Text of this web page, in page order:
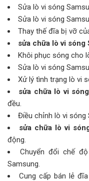
Sửa lò vi sóng
Sửa lò vi sóng
Thay thế đĩa bị vỡ
sửa chữa lò vi sóng
Khôi phục sóng cho
Sửa lò vi sóng
Xử lý tình trạng lò vi
sửa chữa lò vi
đều.
Điều chỉnh lò vi sóng
sửa chữa lò vi
động.
Chuyển đổi chế
Samsung.
Cung cấp bán lẻ